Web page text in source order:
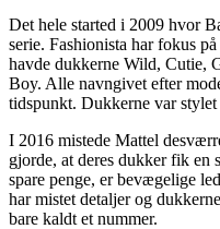
Det hele started i 2009 hvor
serie. Fashionista har fokus
havde dukkerne Wild, Cutie,
Boy. Alle navngivet efter
tidspunkt. Dukkerne var stylet
I 2016 mistede Mattel
gjorde, at deres dukker fik en
spare penge, er bevægelige
har mistet detaljer og
bare kaldt et nummer.